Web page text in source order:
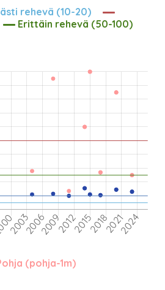
rehevä (10-20)
Erittäin rehevä (50-100)
(pohja-1m)